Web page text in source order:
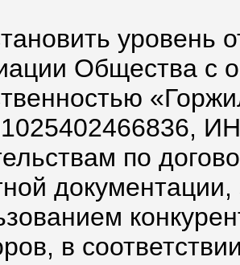
уровень
Общества с
по
в